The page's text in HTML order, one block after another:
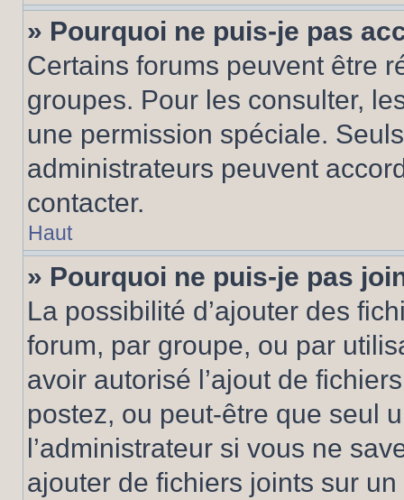
» Pourquoi ne puis-je pas
Certains forums peuvent être
groupes. Pour les consulter,
une permission spéciale.
administrateurs peuvent
contacter.
Haut
» Pourquoi ne puis-je pas
La possibilité d’ajouter des
forum, par groupe, ou par
avoir autorisé l’ajout de
postez, ou peut-être que seul
l’administrateur si vous ne
ajouter de fichiers joints sur un